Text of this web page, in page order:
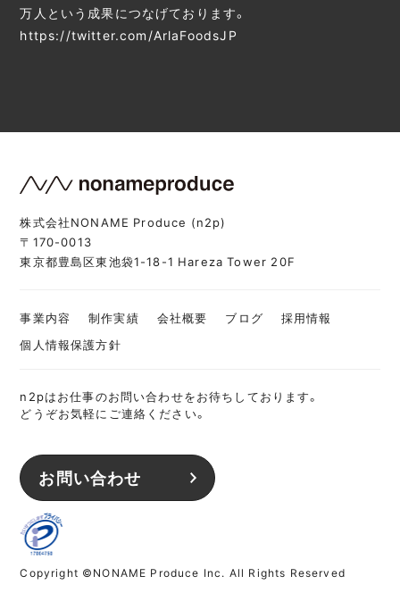
万人という成果につなげております。
https://twitter.com/ArlaFoodsJP
株式会社NONAME Produce (n2p)
〒170-0013
東京都豊島区東池袋1-18-1 Hareza Tower 20F
事業内容 制作実績 会社概要 ブログ
採用情報
個人情報保護方針
n2pはお仕事のお問い合わせをお待ちしております。
どうぞお気軽にご連絡ください。
お問い合わせ
Copyright ©NONAME Produce Inc. All Rights Reserved